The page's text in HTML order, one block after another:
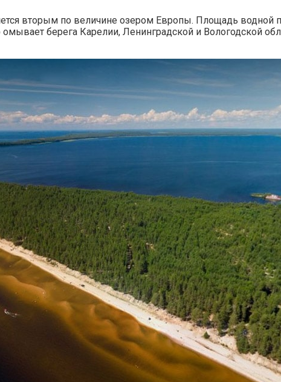
вторым по величине озером Европы. Площадь водной
берега Карелии, Ленинградской и Вологодской